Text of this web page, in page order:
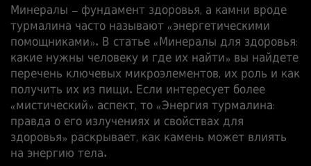
Минералы – фундамент здоровья, а камни вроде
турмалина часто называют «энергетическими
помощниками». В статье «Минералы для здоровья:
какие нужны человеку и где их найти» вы найдете
перечень ключевых микроэлементов, их роль и как
получить их из пищи. Если интересует более
«мистический» аспект, то «Энергия турмалина:
правда о его излучениях и свойствах для
здоровья» раскрывает, как камень может влиять
на энергию тела.